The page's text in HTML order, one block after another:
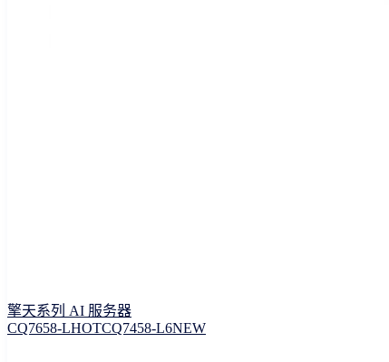
擎天系列 AI 服务器
CQ7658-LHOTCQ7458-L6NEW